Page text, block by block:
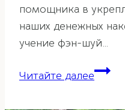
помощника в
наших денежных
учение фэн-шуй…
Читайте далее